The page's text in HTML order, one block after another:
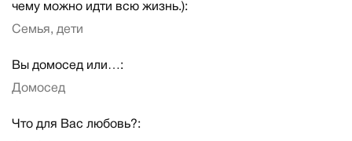
чему можно идти всю жизнь.):
Семья, дети
Вы домосед или…:
Домосед
Что для Вас любовь?: